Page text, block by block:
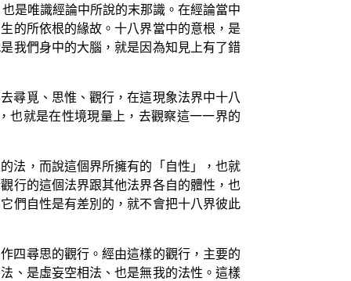
是唯識經論中所說的末那識。在經論當中
的所依根的緣故。十八界當中的意根，是
我們身中的大腦，就是因為知見上有了錯
尋覓、思惟、觀行，在這現象法界中十八
也就是在性境現量上，去觀察這一一界的
法，而說這個界所擁有的「自性」，也就
行的這個法界跟其他法界各自的體性，也
們自性是有差別的，就不會把十八界彼此
四尋思的觀行。經由這樣的觀行，主要的
、是虛妄空相法、也是無我的法性。這樣